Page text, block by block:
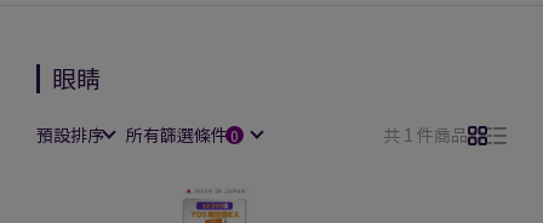
眼睛
預設排序 所有篩選條件 共 1 件商品